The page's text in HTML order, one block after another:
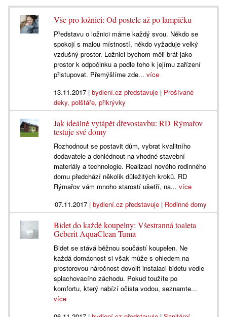
Vše pro ložnici: Od postele až po lampičku
Představu o ložnici máme každý svou. Někdo se
spokojí s malou místností, někdo vyžaduje velký
vzdušný prostor. Ložnici bychom měli brát jako
prostor k odpočinku a podle toho k jejímu zařízení
přistupovat. Přemýšlíme zde...více
13.11.2017 |bydlení.cz představuje | Prošívané
deky, polštáře, přikrývky
Jak ideálně vytápět dřevostavbu: RD Rýmařov
testuje své domy
Rozhodnout se postavit dům, vybrat kvalitního
dodavatele a dohlédnout na vhodné stavební
materiály a technologie. Realizaci nového rodinného
domu předchází několik důležitých kroků. RD
Rýmařov vám mnoho starostí ušetří, na...více
07.11.2017| bydlení.cz představuje| Rodinné domy
Bidet do každé koupelny: Všestranná toaleta
Geberit AquaClean Tuma
Bidet se stává běžnou součástí koupelen. Ne
každá domácnost si však může s ohledem na
prostorovou náročnost dovolit instalaci bidetu vedle
splachovacího záchodu. Pokud toužíte po
komfortu, který nabízí očista vodou, seznamte...
více